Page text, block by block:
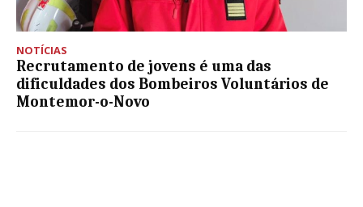
NOTÍCIAS
Recrutamento de jovens é uma das
dificuldades dos Bombeiros Voluntários de
Montemor-o-Novo